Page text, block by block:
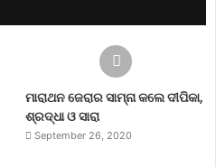
ମାରାଥନ ଜେରାର ସାମ୍ନା କଲେ ଦୀପିକା,
ଶ୍ରଦ୍ଧା ଓ ସାରା
September 26, 2020